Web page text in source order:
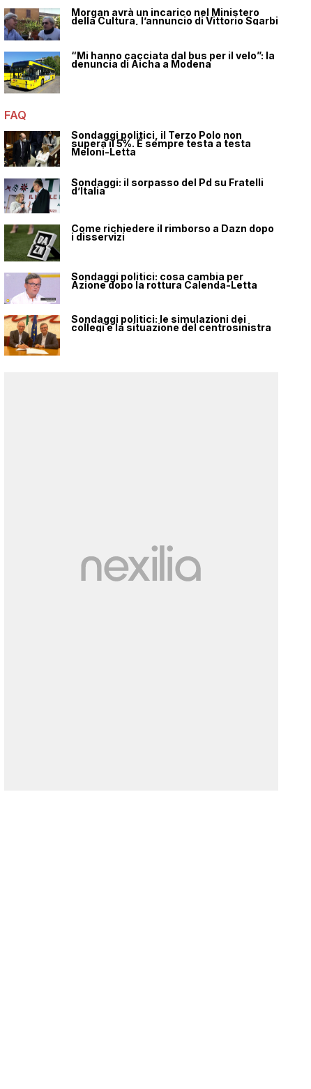
Morgan avrà un incarico nel Ministero
della Cultura, l’annuncio di Vittorio Sgarbi
“Mi hanno cacciata dal bus per il velo”: la
denuncia di Aicha a Modena
FAQ
Sondaggi politici, il Terzo Polo non
supera il 5%. È sempre testa a testa
Meloni-Letta
Sondaggi: il sorpasso del Pd su Fratelli
d’Italia
Come richiedere il rimborso a Dazn dopo
i disservizi
Sondaggi politici: cosa cambia per
Azione dopo la rottura Calenda-Letta
Sondaggi politici: le simulazioni dei
collegi e la situazione del centrosinistra